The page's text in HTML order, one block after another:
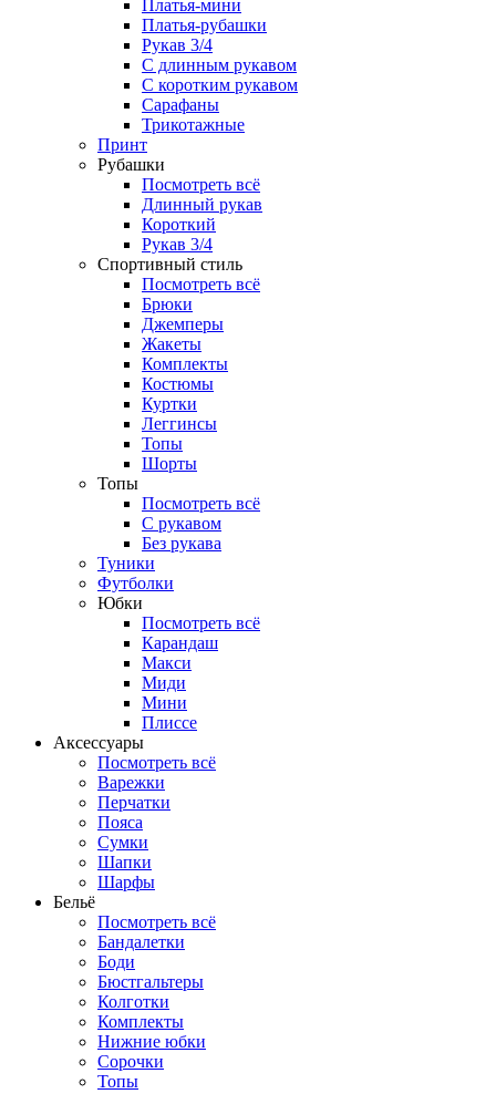
Платья-мини
Платья-рубашки
Рукав 3/4
С длинным рукавом
С коротким рукавом
Сарафаны
Трикотажные
Принт
Рубашки
Посмотреть всё
Длинный рукав
Короткий
Рукав 3/4
Спортивный стиль
Посмотреть всё
Брюки
Джемперы
Жакеты
Комплекты
Костюмы
Куртки
Леггинсы
Топы
Шорты
Топы
Посмотреть всё
C рукавом
Без рукава
Туники
Футболки
Юбки
Посмотреть всё
Карандаш
Макси
Миди
Мини
Плиссе
Аксессуары
Посмотреть всё
Варежки
Перчатки
Пояса
Сумки
Шапки
Шарфы
Бельё
Посмотреть всё
Бандалетки
Боди
Бюстгальтеры
Колготки
Комплекты
Нижние юбки
Сорочки
Топы